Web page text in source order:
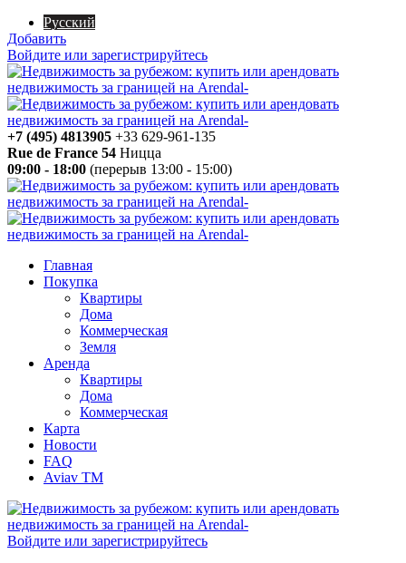
Русский
Добавить
Войдите или зарегистрируйтесь
+7 (495) 4813905 +33 629-961-135
Rue de France 54 Ницца
09:00 - 18:00 (перерыв 13:00 - 15:00)
Главная
Покупка
Квартиры
Дома
Коммерческая
Земля
Аренда
Квартиры
Дома
Коммерческая
Карта
Новости
FAQ
Aviav TM
Войдите или зарегистрируйтесь